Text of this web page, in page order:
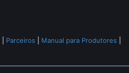
Parceiros Manual para Produtores